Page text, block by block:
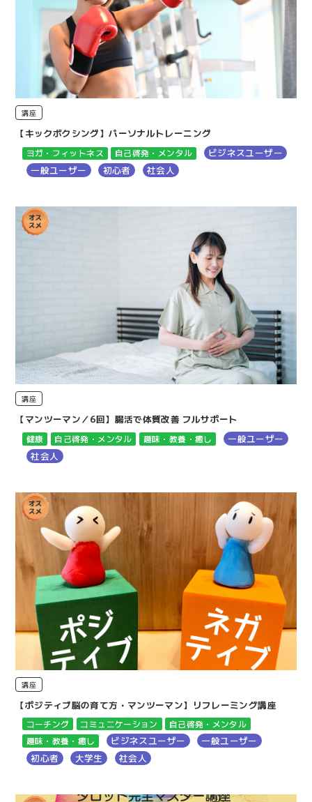
講座
【キックボクシング】パーソナルトレーニング
ヨガ・フィットネス 自己啓発・メンタル
ビジネスユーザー
一般ユーザー
初心者 社会人
講座
【マンツーマン／6回】腸活で体質改善 フルサポート
健康 自己啓発・メンタル 趣味・教養・癒し
一般ユーザー
社会人
講座
【ポジティブ脳の育て方・マンツーマン】リフレーミング講座
コーチング コミュニケーション
自己啓発・メンタル
趣味・教養・癒し
ビジネスユーザー
一般ユーザー
初心者
大学生 社会人